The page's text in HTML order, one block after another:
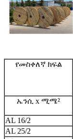
የመስቀለኛ ክፍል
ኤንሲ x ሚሜ²
AL 16/2
AL 25/2